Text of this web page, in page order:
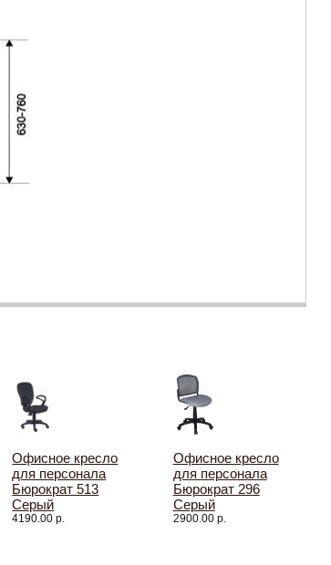
Офисное кресло
для персонала
Бюрократ 513
Серый
4190.00 р.
Офисное кресло
для персонала
Бюрократ 296
Серый
2900.00 р.